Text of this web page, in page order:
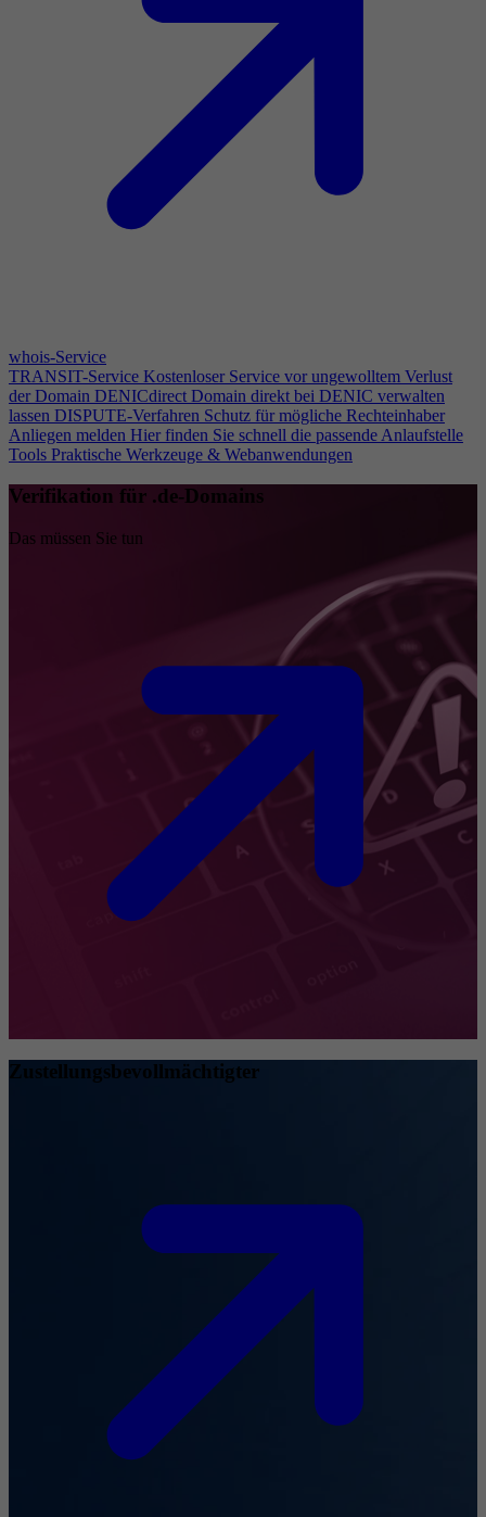
whois-Service
TRANSIT-Service Kostenloser Service vor ungewolltem Verlust
der Domain DENICdirect Domain direkt bei DENIC verwalten
lassen DISPUTE-Verfahren Schutz für mögliche Rechteinhaber
Anliegen melden Hier finden Sie schnell die passende Anlaufstelle
Tools Praktische Werkzeuge & Webanwendungen
Verifikation für .de-Domains
Das müssen Sie tun
Zustellungsbevollmächtigter